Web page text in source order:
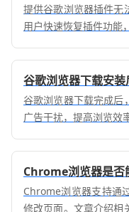
提供谷歌浏览器插件无
用户快速恢复插件功能
谷歌浏览器下载安
谷歌浏览器下载完成后
广告干扰，提高浏览效
Chrome浏览器是否
Chrome浏览器支持通
修改页面。文章介绍相